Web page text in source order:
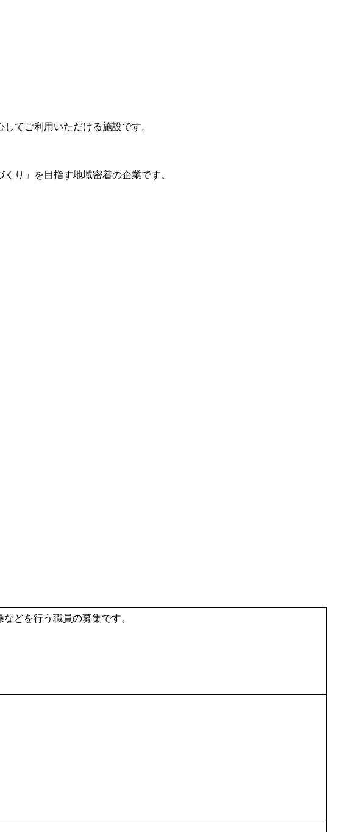
てご利用いただける施設です。
り」を目指す地域密着の企業です。
どを行う職員の募集です。